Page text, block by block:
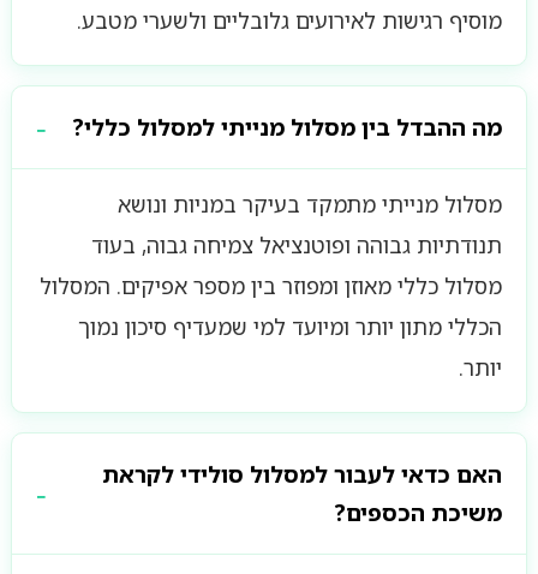
מוסיף רגישות לאירועים גלובליים ולשערי מטבע.
מה ההבדל בין מסלול מנייתי למסלול כללי?
מסלול מנייתי מתמקד בעיקר במניות ונושא
תנודתיות גבוהה ופוטנציאל צמיחה גבוה, בעוד
מסלול כללי מאוזן ומפוזר בין מספר אפיקים. המסלול
הכללי מתון יותר ומיועד למי שמעדיף סיכון נמוך
יותר.
האם כדאי לעבור למסלול סולידי לקראת
משיכת הכספים?